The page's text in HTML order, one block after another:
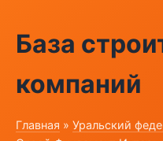
База
компаний
Главная » Уральский